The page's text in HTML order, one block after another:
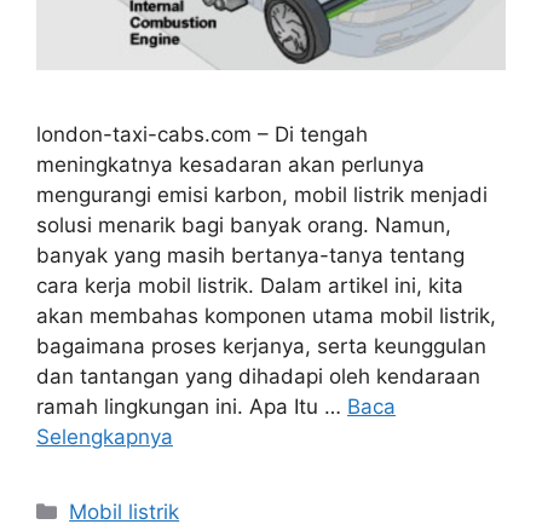
london-taxi-cabs.com – Di tengah
meningkatnya kesadaran akan perlunya
mengurangi emisi karbon, mobil listrik menjadi
solusi menarik bagi banyak orang. Namun,
banyak yang masih bertanya-tanya tentang
cara kerja mobil listrik. Dalam artikel ini, kita
akan membahas komponen utama mobil listrik,
bagaimana proses kerjanya, serta keunggulan
dan tantangan yang dihadapi oleh kendaraan
ramah lingkungan ini. Apa Itu … Baca
Selengkapnya
Kategori
Mobil listrik